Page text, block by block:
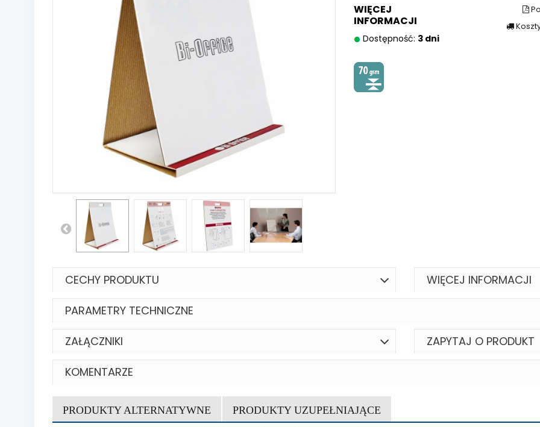
WIĘCEJ
INFORMACJI
Dostępność: 3 dni
CECHY PRODUKTU WIĘCEJ INFORMACJI
PARAMETRY TECHNICZNE
ZAŁĄCZNIKI ZAPYTAJ O PRODUKT
KOMENTARZE
PRODUKTY ALTERNATYWNE PRODUKTY UZUPEŁNIAJĄCE